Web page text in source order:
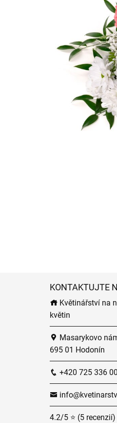
KONTAKTUJTE
Květinářství na
květin
Masarykovo
695 01 Hodonín
+420 725 336
4.2/5 ⭐ (5 recenzií)